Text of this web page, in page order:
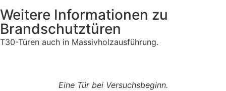
Weitere Informationen zu
Brandschutztüren
T30-Türen auch in Massivholzausführung.
Eine Tür bei Versuchsbeginn.